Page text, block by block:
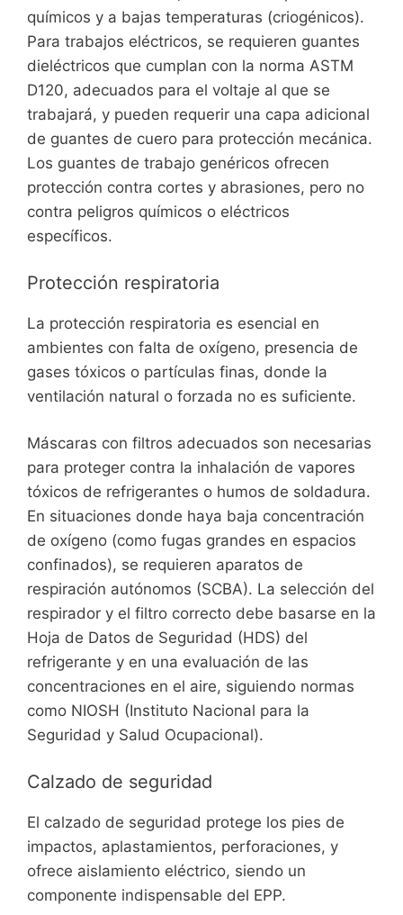
químicos y a bajas temperaturas (criogénicos).
Para trabajos eléctricos, se requieren guantes
dieléctricos que cumplan con la norma ASTM
D120, adecuados para el voltaje al que se
trabajará, y pueden requerir una capa adicional
de guantes de cuero para protección mecánica.
Los guantes de trabajo genéricos ofrecen
protección contra cortes y abrasiones, pero no
contra peligros químicos o eléctricos
específicos.
Protección respiratoria
La protección respiratoria es esencial en
ambientes con falta de oxígeno, presencia de
gases tóxicos o partículas finas, donde la
ventilación natural o forzada no es suficiente.
Máscaras con filtros adecuados son necesarias
para proteger contra la inhalación de vapores
tóxicos de refrigerantes o humos de soldadura.
En situaciones donde haya baja concentración
de oxígeno (como fugas grandes en espacios
confinados), se requieren aparatos de
respiración autónomos (SCBA). La selección del
respirador y el filtro correcto debe basarse en la
Hoja de Datos de Seguridad (HDS) del
refrigerante y en una evaluación de las
concentraciones en el aire, siguiendo normas
como NIOSH (Instituto Nacional para la
Seguridad y Salud Ocupacional).
Calzado de seguridad
El calzado de seguridad protege los pies de
impactos, aplastamientos, perforaciones, y
ofrece aislamiento eléctrico, siendo un
componente indispensable del EPP.